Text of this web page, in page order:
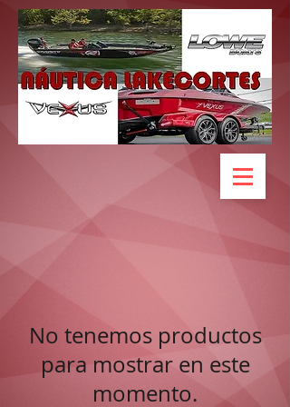
No tenemos productos
para mostrar en este
momento.